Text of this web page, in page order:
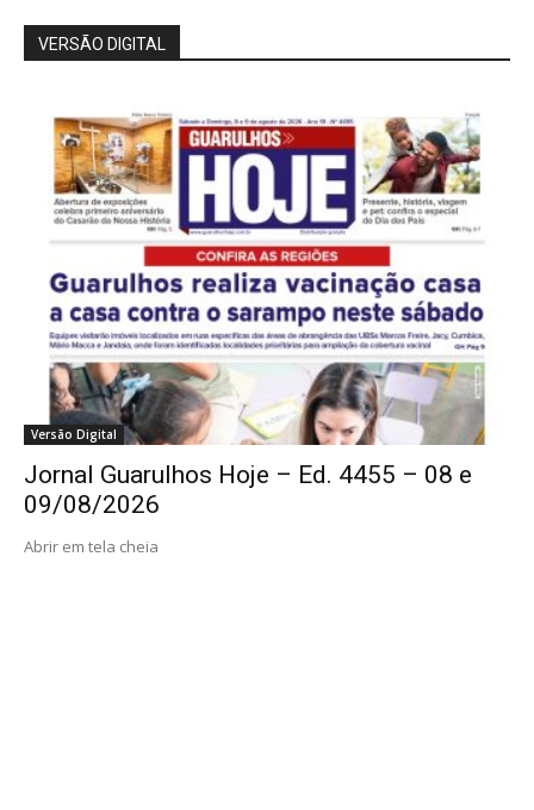
VERSÃO DIGITAL
Versão Digital
Jornal Guarulhos Hoje – Ed. 4455 – 08 e
09/08/2026
Abrir em tela cheia